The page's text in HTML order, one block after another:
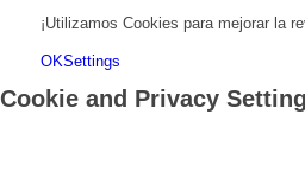
¡Utilizamos Cookies para mejorar la
OKSettings
Cookie and Privacy